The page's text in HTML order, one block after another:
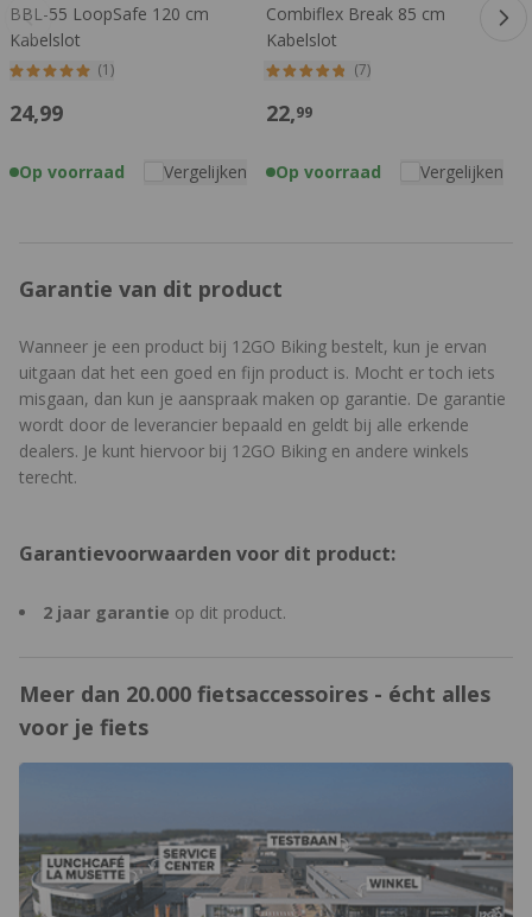
BBL-55 LoopSafe 120 cm
Kabelslot
(1)
24,99
Op voorraad Vergelijken
Combiflex Break 85 cm
Kabelslot
(7)
22,99
Op voorraad Vergelijken
Garantie van dit product
Wanneer je een product bij 12GO Biking bestelt, kun je ervan
uitgaan dat het een goed en fijn product is. Mocht er toch iets
misgaan, dan kun je aanspraak maken op garantie. De garantie
wordt door de leverancier bepaald en geldt bij alle erkende
dealers. Je kunt hiervoor bij 12GO Biking en andere winkels
terecht.
Garantievoorwaarden voor dit product:
2 jaar garantie op dit product.
Meer dan 20.000 fietsaccessoires - écht alles
voor je fiets
https://www.12gobiking.nl/winkel